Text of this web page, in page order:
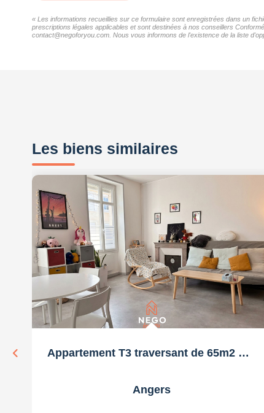
« Les informations recueillies sur ce formulaire sont enregistrées dans un
prescriptions légales applicables et sont destinées à nos conseillers
contact@negoforyou.com. Nous vous informons de l'existence de la liste
Les biens similaires
Appartement T3 traversant de 65m2 Secteur Gare / Visitation
Angers